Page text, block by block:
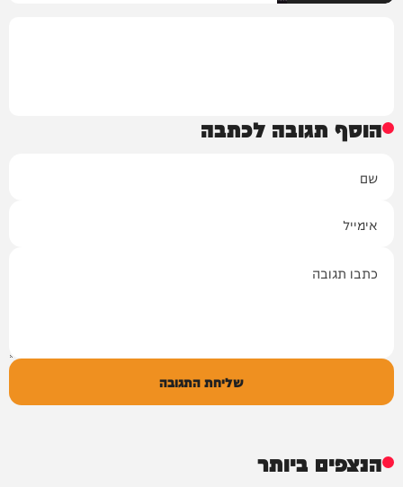
הוסף תגובה לכתבה
שליחת התגובה
הנצפים ביותר